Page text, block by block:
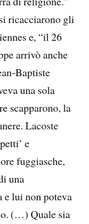
ricacciarono gli
e, “il 26
arrivò anche
Baptiste
una sola
scapparono, la
Lacoste
e
fuggiasche,
una
e lui non poteva
(…) Quale sia